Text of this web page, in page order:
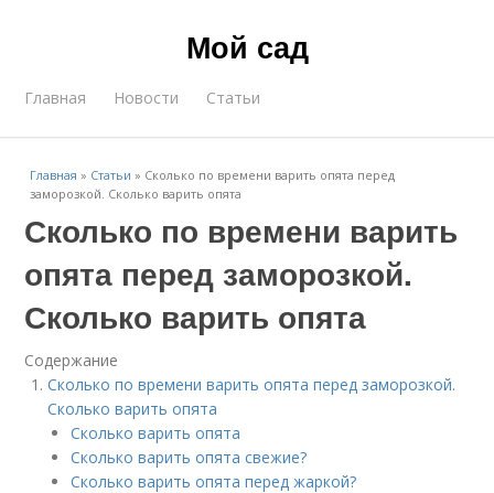
Мой сад
Главная Новости Статьи
Главная » Статьи » Сколько по времени варить опята перед
заморозкой. Сколько варить опята
Сколько по времени варить
опята перед заморозкой.
Сколько варить опята
Содержание
Сколько по времени варить опята перед заморозкой.
Сколько варить опята
Сколько варить опята
Сколько варить опята свежие?
Сколько варить опята перед жаркой?